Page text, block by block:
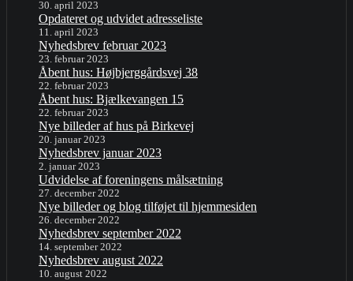
30. april 2023
Opdateret og udvidet adresseliste
11. april 2023
Nyhedsbrev februar 2023
23. februar 2023
Åbent hus: Højbjerggårdsvej 38
22. februar 2023
Åbent hus: Bjælkevangen 15
22. februar 2023
Nye billeder af hus på Birkevej
20. januar 2023
Nyhedsbrev januar 2023
2. januar 2023
Udvidelse af foreningens målsætning
27. december 2022
Nye billeder og blog tilføjet til hjemmesiden
26. december 2022
Nyhedsbrev september 2022
14. september 2022
Nyhedsbrev august 2022
10. august 2022